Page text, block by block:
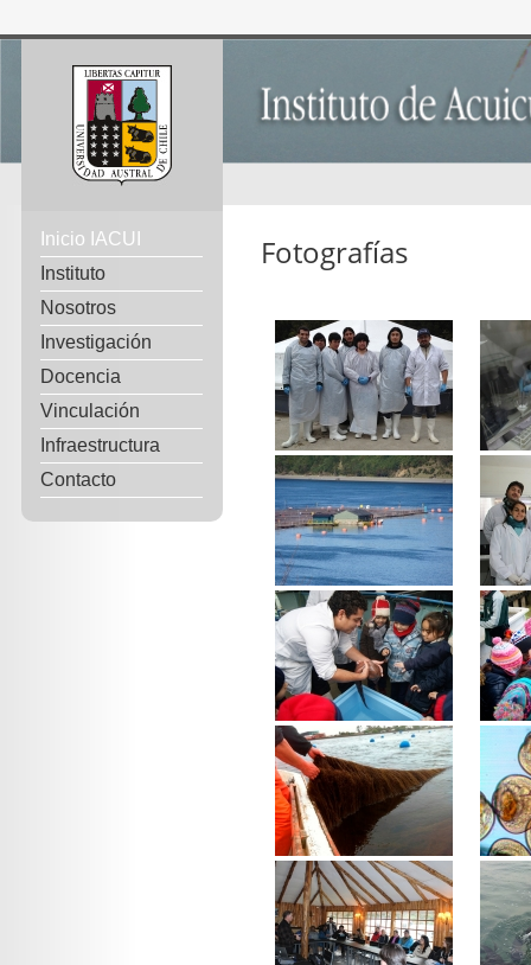
Inicio IACUI
Instituto
Nosotros
Investigación
Docencia
Vinculación
Infraestructura
Contacto
Fotografías